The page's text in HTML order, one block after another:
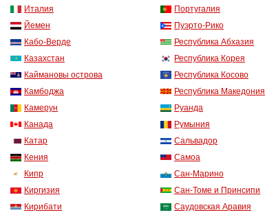
Италия
Йемен
Кабо-Верде
Казахстан
Каймановы острова
Камбоджа
Камерун
Канада
Катар
Кения
Кипр
Киргизия
Кирибати
Португалия
Пуэрто-Рико
Республика Абхазия
Республика Корея
Республика Косово
Республика Македония
Руанда
Румыния
Сальвадор
Самоа
Сан-Марино
Сан-Томе и Принсипи
Саудовская Аравия